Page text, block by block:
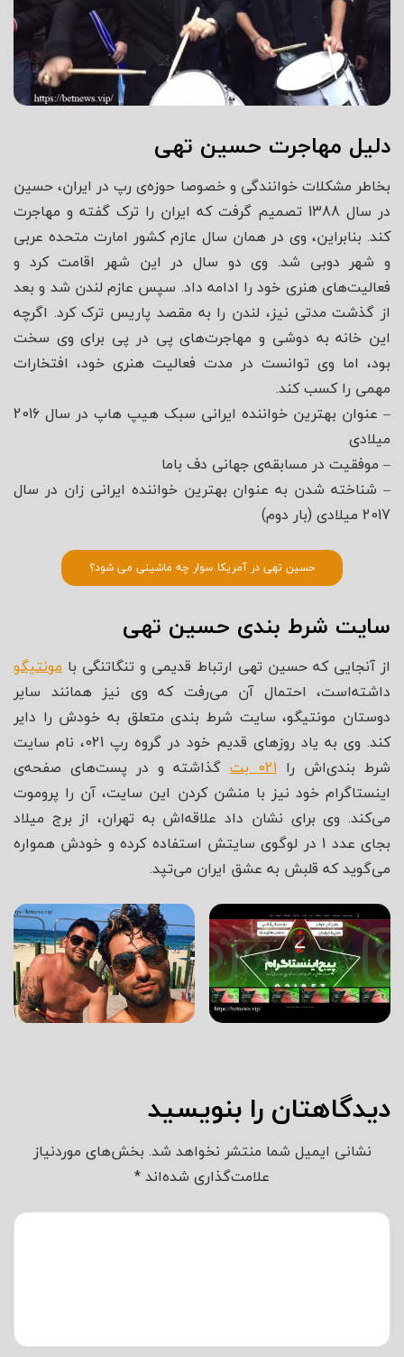
دلیل مهاجرت حسین تهی
بخاطر مشکلات خوانندگی و خصوصا حوزه‌ی رپ در ایران، حسین
در سال 1388 تصمیم گرفت که ایران را ترک گفته و مهاجرت
کند. بنابراین، وی در همان سال عازم کشور امارت متحده عربی
و شهر دوبی شد. وی دو سال در این شهر اقامت کرد و
فعالیت‌های هنری خود را ادامه داد. سپس عازم لندن شد و بعد
از گذشت مدتی نیز، لندن را به مقصد پاریس ترک کرد. اگرچه
این خانه به دوشی و مهاجرت‌های پی در پی برای وی سخت
بود، اما وی توانست در مدت فعالیت هنری خود، افتخارات
مهمی را کسب کند.
– عنوان بهترین خواننده ایرانی سبک هیپ هاپ در سال 2016
میلادی
– موفقیت در مسابقه‌ی جهانی دف باما
– شناخته شدن به عنوان بهترین خواننده ایرانی زان در سال
2017 میلادی (بار دوم)
حسین تهی در آمریکا سوار چه ماشینی می شود؟
سایت شرط بندی حسین تهی
از آنجایی که حسین تهی ارتباط قدیمی و تنگاتنگی با مونتیگو
داشته‌است، احتمال آن می‌رفت که وی نیز همانند سایر
دوستان مونتیگو، سایت شرط بندی متعلق به خودش را دایر
کند. وی به یاد روزهای قدیم خود در گروه رپ 021، نام سایت
شرط بندی‌اش را 021 بت
گذاشته و در پست‌های صفحه‌ی
اینستاگرام خود نیز با منشن کردن این سایت، آن را پروموت
می‌کند. وی برای نشان داد علاقه‌اش به تهران، از برج میلاد
بجای عدد 1 در لوگوی سایتش استفاده کرده و خودش همواره
می‌گوید که قلبش به عشق ایران می‌تپد.
دیدگاهتان را بنویسید
نشانی ایمیل شما منتشر نخواهد شد. بخش‌های موردنیاز
علامت‌گذاری شده‌اند*